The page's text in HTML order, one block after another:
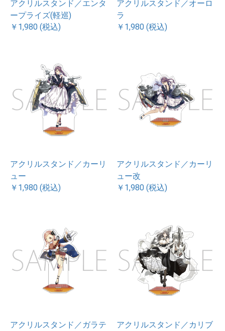
アクリルスタンド／エンタ
ープライズ(軽巡)
￥1,980 (税込)
アクリルスタンド／オーロ
ラ
￥1,980 (税込)
アクリルスタンド／カーリ
ュー
￥1,980 (税込)
アクリルスタンド／カーリ
ュー改
￥1,980 (税込)
アクリルスタンド／ガラテ
アクリルスタンド／カリブ